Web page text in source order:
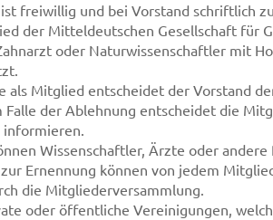
freiwillig und bei Vorstand schriftlich
der Mitteldeutschen Gesellschaft für
oder Naturwissenschaftler mit
als Mitglied entscheidet der Vorstand
Falle der Ablehnung entscheidet die
informieren.
Wissenschaftler, Ärzte oder
Ernennung können von jedem
die Mitgliederversammlung.
oder öffentliche Vereinigungen,